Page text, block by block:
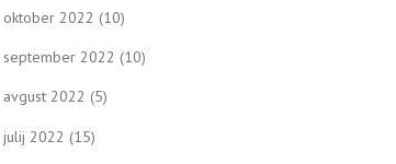
oktober 2022 (10)
september 2022 (10)
avgust 2022 (5)
julij 2022 (15)